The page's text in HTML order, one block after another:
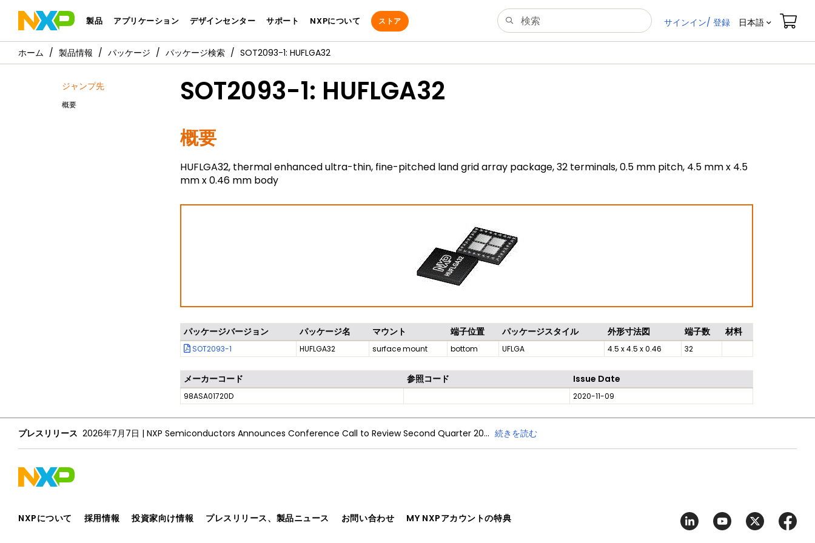
製品 アプリケーション デザインセンター サポート NXPについて ストア サインイン/ 登録 日本語
製品情報 パッケージ パッケージ検索 SOT2093-1: HUFLGA32
ジャンプ先
概要 SOT2093-1: HUFLGA32
概要
HUFLGA32, thermal enhanced ultra-thin, fine-pitched land grid array package, 32 terminals, 0.5 mm pitch, 4.5 mm x 4.5
mm x 0.46 mm body
パッケージバージョン パッケージ名 マウント 端子位置 パッケージスタイル 外形寸法図 端子数 材料
SOT2093-1 HUFLGA32 surface mount bottom UFLGA 4.5 x 4.5 x 0.46 32
メーカーコード 参照コード Issue Date
98ASA01720D 2020-11-09
プレスリリース 2026年7月7日 | NXP Semiconductors Announces Conference Call to Review Second Quarter 2026 Financial Results 続きを読む
NXPについて 採用情報 投資家向け情報 プレスリリース、製品ニュース お問い合わせ MY NXPアカウントの特典